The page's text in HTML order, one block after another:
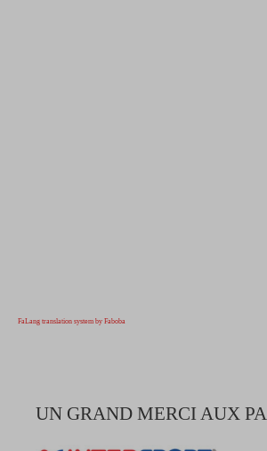
FaLang translation system by Faboba
UN GRAND MERCI AUX